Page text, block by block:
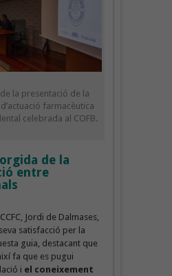
la presentació de la
farmacèutica
celebrada al COFB.
de la
entre
Jordi de Dalmases,
satisfacció per la
guia, destacant que
fa que es pugui
i el coneixement